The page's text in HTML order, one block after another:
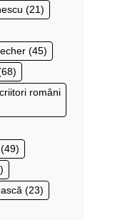
(21)
(45)
români
(49)
(23)